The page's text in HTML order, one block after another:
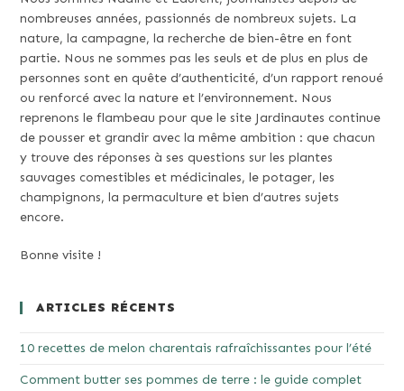
nombreuses années, passionnés de nombreux sujets. La
nature, la campagne, la recherche de bien-être en font
partie. Nous ne sommes pas les seuls et de plus en plus de
personnes sont en quête d’authenticité, d’un rapport renoué
ou renforcé avec la nature et l’environnement. Nous
reprenons le flambeau pour que le site Jardinautes continue
de pousser et grandir avec la même ambition : que chacun
y trouve des réponses à ses questions sur les plantes
sauvages comestibles et médicinales, le potager, les
champignons, la permaculture et bien d’autres sujets
encore.
Bonne visite !
ARTICLES RÉCENTS
10 recettes de melon charentais rafraîchissantes pour l’été
Comment butter ses pommes de terre : le guide complet